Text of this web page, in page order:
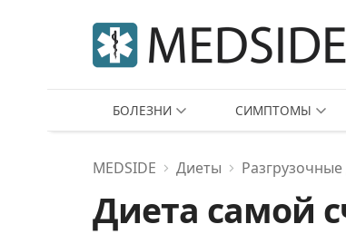
БОЛЕЗНИ СИМПТОМЫ
MEDSIDE Диеты
Диета самой